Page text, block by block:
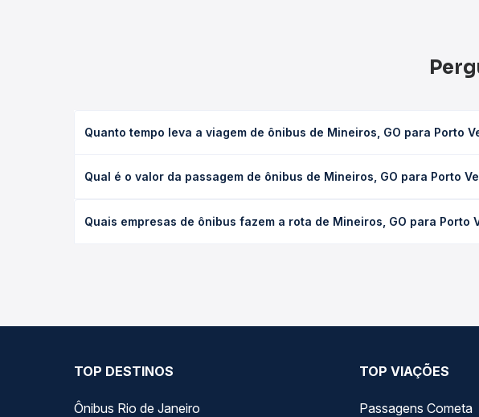
Quanto tempo leva a viagem de ônibus de Mineiros, GO para Porto
executivo ou leito) e as condições de tráfego. Na Quero Passagem
Qual é o valor da passagem de ônibus de Mineiros, GO para Porto
poltrona e a antecedência da compra. Na Quero Passagem você
Quais empresas de ônibus fazem a rota de Mineiros, GO para Porto
TOP DESTINOS
Ônibus Rio de Janeiro
TOP VIAÇÕES
Passagens Cometa